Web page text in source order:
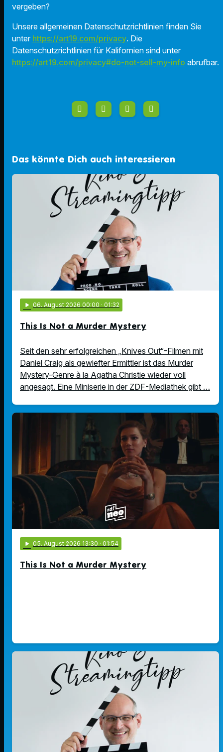
vergeben?
Unsere allgemeinen Datenschutzrichtlinien finden Sie
unter https://art19.com/privacy. Die
Datenschutzrichtlinien für Kalifornien sind unter
https://art19.com/privacy#do-not-sell-my-info abrufbar.
Das könnte Dich auch interessieren
play_arrow 06. August 2026 00:00 · 01:32
This Is Not a Murder Mystery
Seit den sehr erfolgreichen „Knives Out“-Filmen mit
Daniel Craig als gewiefter Ermittler ist das Murder
Mystery-Genre à la Agatha Christie wieder voll
angesagt. Eine Miniserie in der ZDF-Mediathek gibt …
play_arrow 05. August 2026 13:30 · 01:54
This Is Not a Murder Mystery